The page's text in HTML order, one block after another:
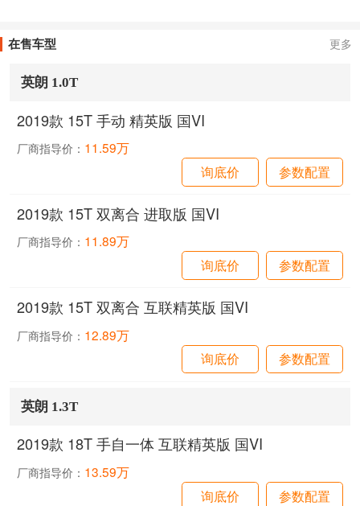
在售车型 更多
英朗 1.0T
2019款 15T 手动 精英版 国VI
厂商指导价： 11.59万
询底价
参数配置
2019款 15T 双离合 进取版 国VI
厂商指导价： 11.89万
询底价
参数配置
2019款 15T 双离合 互联精英版 国VI
厂商指导价： 12.89万
询底价
参数配置
英朗 1.3T
2019款 18T 手自一体 互联精英版 国VI
厂商指导价： 13.59万
询底价
参数配置